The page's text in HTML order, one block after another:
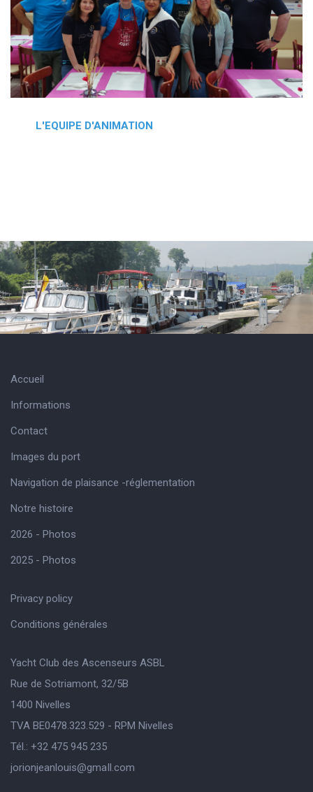
L'EQUIPE D'ANIMATION
Accueil
Informations
Contact
Images du port
Navigation de plaisance -réglementation
Notre histoire
2026 - Photos
2025 - Photos
Privacy policy
Conditions générales
Yacht Club des Ascenseurs ASBL
Rue de Sotriamont, 32/5B
1400 Nivelles
TVA BE0478.323.529 - RPM Nivelles
Tél.: +32 475 945 235
jorionjeanlouis@gmaIl.com